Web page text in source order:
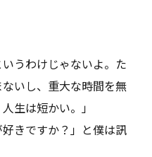
いうわけじゃないよ。た
いし、重大な時間を無
生は短かい。」
好きですか？」と僕は訊